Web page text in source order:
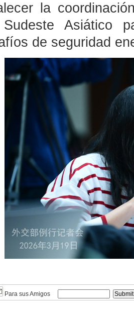
la
Asiático
de seguridad
Para sus Amigos